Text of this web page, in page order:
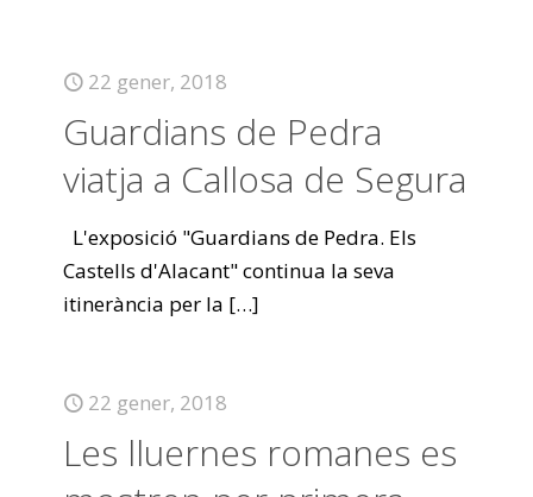
22 gener, 2018
Guardians de Pedra
viatja a Callosa de Segura
L'exposició "Guardians de Pedra. Els
Castells d'Alacant" continua la seva
itinerància per la […]
22 gener, 2018
Les lluernes romanes es